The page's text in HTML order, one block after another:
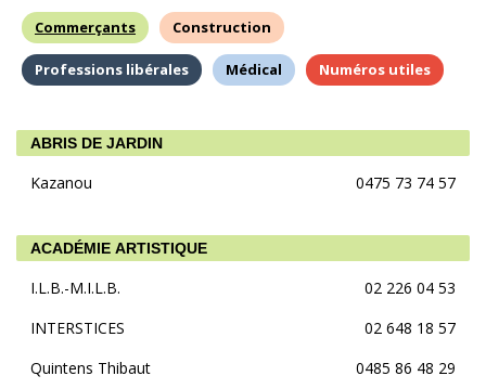
Commerçants Construction
Professions libérales Médical Numéros utiles
ABRIS DE JARDIN
Kazanou 0475 73 74 57
ACADÉMIE ARTISTIQUE
I.L.B.-M.I.L.B.
02 226 04 53
INTERSTICES
02 648 18 57
Quintens Thibaut
0485 86 48 29